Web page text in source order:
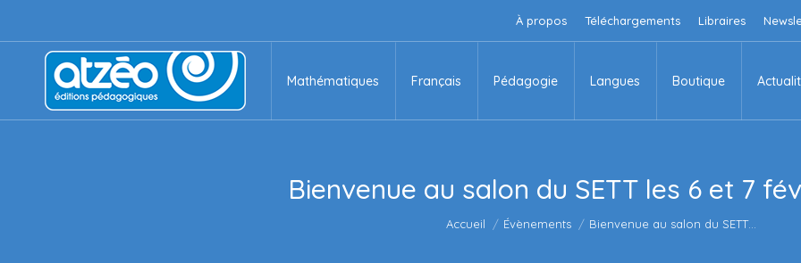
À propos Téléchargements Libraires
Mathématiques Français Pédagogie Langues Boutique
Bienvenue au salon du SETT les 6 et 7
Vous êtes ici :
Accueil Évènements Bienvenue au salon du SETT…
Mathématiques Français Pédagogie Langues Boutique